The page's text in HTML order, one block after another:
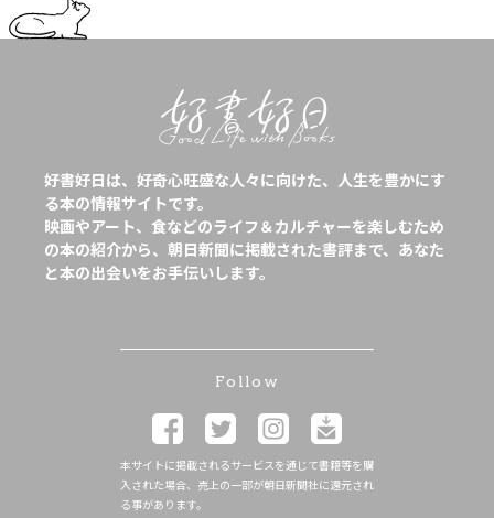
好書好日は、好奇心旺盛な人々に向けた、人生を豊かにす
る本の情報サイトです。
映画やアート、食などのライフ＆カルチャーを楽しむため
の本の紹介から、朝日新聞に掲載された書評まで、あなた
と本の出会いをお手伝いします。
Follow
本サイトに掲載されるサービスを通じて書籍等を購
入された場合、売上の一部が朝日新聞社に還元され
る事があります。